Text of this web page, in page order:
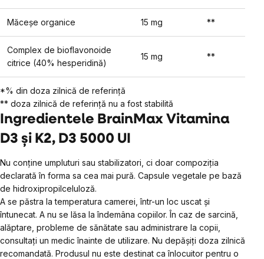
Măceșe organice 15 mg **
Complex de bioflavonoide
citrice (40% hesperidină)
15 mg **
*% din doza zilnică de referință
** doza zilnică de referință nu a fost stabilită
Ingredientele BrainMax Vitamina
D3 și K2, D3 5000 UI
Nu conține umpluturi sau stabilizatori, ci doar compoziția
declarată în forma sa cea mai pură. Capsule vegetale pe bază
de hidroxipropilceluloză.
A se păstra la temperatura camerei, într-un loc uscat și
întunecat. A nu se lăsa la îndemâna copiilor. În caz de sarcină,
alăptare, probleme de sănătate sau administrare la copii,
consultați un medic înainte de utilizare. Nu depășiți doza zilnică
recomandată. Produsul nu este destinat ca înlocuitor pentru o